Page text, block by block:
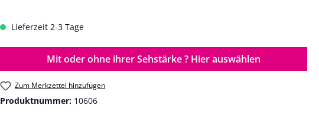
Lieferzeit 2-3 Tage
Mit oder ohne ihrer Sehstärke ? Hier auswählen
Zum Merkzettel hinzufügen
Produktnummer: 10606